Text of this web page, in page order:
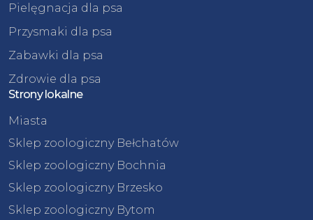
Pielęgnacja dla psa
Przysmaki dla psa
Zabawki dla psa
Zdrowie dla psa
Strony lokalne
Miasta
Sklep zoologiczny Bełchatów
Sklep zoologiczny Bochnia
Sklep zoologiczny Brzesko
Sklep zoologiczny Bytom